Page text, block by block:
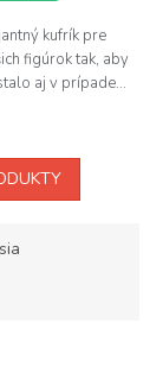
kufrík pre
figúrok tak, aby
aj v prípade...